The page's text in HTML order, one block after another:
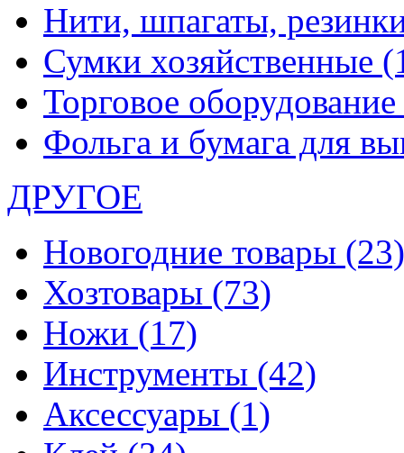
Нити, шпагаты,
Сумки хозяйственные
Торговое оборудование
Фольга и бумага для
ДРУГОЕ
Новогодние товары (23)
Хозтовары (73)
Ножи (17)
Инструменты (42)
Аксессуары (1)